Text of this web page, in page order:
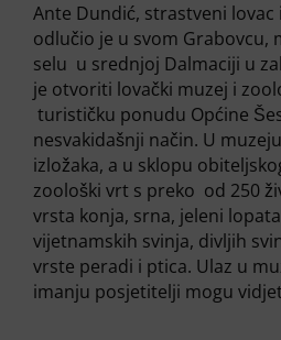
Ante Dundić, strastveni
odlučio je u svom Grabovcu,
selu u srednjoj Dalmaciji u
je otvoriti lovački muzej i
turističku ponudu Općine
nesvakidašnji način. U
izložaka, a u sklopu
zoološki vrt s preko od 250
vrsta konja, srna, jeleni
vijetnamskih svinja, divljih
vrste peradi i ptica. Ulaz u
imanju posjetitelji mogu